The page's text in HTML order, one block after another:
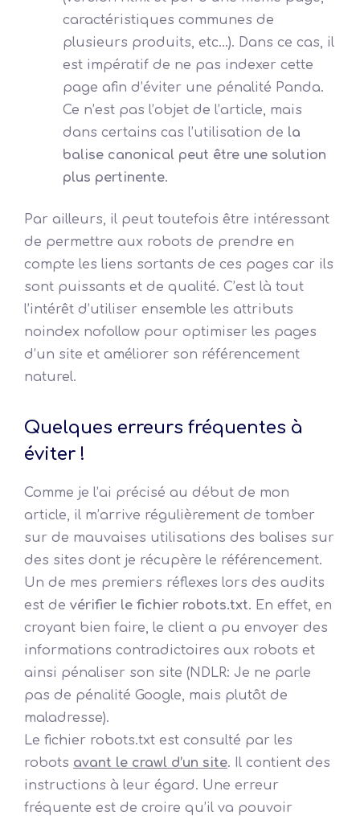
caractéristiques communes de
plusieurs produits, etc…). Dans ce cas, il
est impératif de ne pas indexer cette
page afin d’éviter une pénalité Panda.
Ce n’est pas l’objet de l’article, mais
dans certains cas l’utilisation de la
balise canonical peut être une solution
plus pertinente.
Par ailleurs, il peut toutefois être intéressant
de permettre aux robots de prendre en
compte les liens sortants de ces pages car ils
sont puissants et de qualité. C’est là tout
l’intérêt d’utiliser ensemble les attributs
noindex nofollow pour optimiser les pages
d’un site et améliorer son référencement
naturel.
Quelques erreurs fréquentes à
éviter !
Comme je l’ai précisé au début de mon
article, il m’arrive régulièrement de tomber
sur de mauvaises utilisations des balises sur
des sites dont je récupère le référencement.
Un de mes premiers réflexes lors des audits
est de vérifier le fichier robots.txt. En effet, en
croyant bien faire, le client a pu envoyer des
informations contradictoires aux robots et
ainsi pénaliser son site (NDLR: Je ne parle
pas de pénalité Google, mais plutôt de
maladresse).
Le fichier robots.txt est consulté par les
robots avant le crawl d’un site. Il contient des
instructions à leur égard. Une erreur
fréquente est de croire qu’il va pouvoir